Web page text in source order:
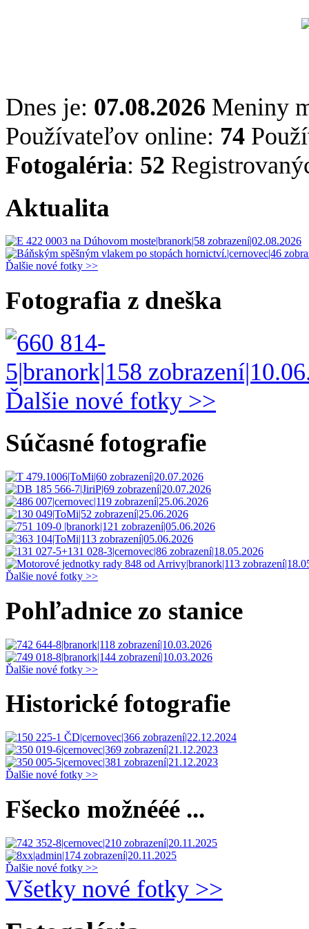
Dnes je: 07.08.2026 Meniny
Používateľov online: 74
Fotogaléria: 52
Aktualita
Ďalšie nové fotky >>
Fotografia z dneška
Ďalšie nové fotky >>
Súčasné fotografie
Ďalšie nové fotky >>
Pohľadnice zo stanice
Ďalšie nové fotky >>
Historické fotografie
Ďalšie nové fotky >>
Fšecko možnééé ...
Ďalšie nové fotky >>
Všetky nové fotky >>